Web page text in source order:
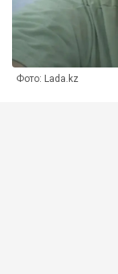
Фото: Lada.kz